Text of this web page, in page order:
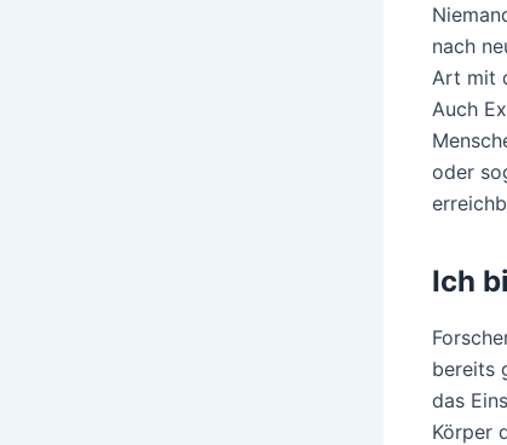
nach
Art mit
Auch
oder
Ich
bereits
das
Körper